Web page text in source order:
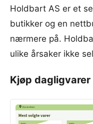
Holdbart AS er et
butikker og en
nærmere på.
ulike årsaker ikke
Kjøp